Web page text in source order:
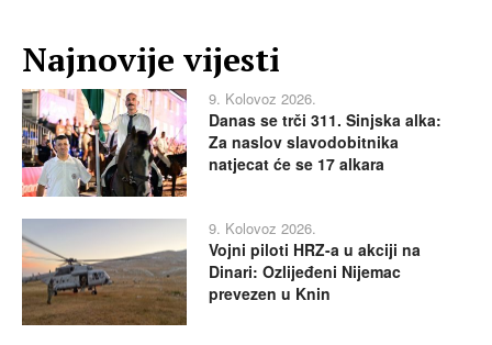
Najnovije vijesti
9. Kolovoz 2026.
Danas se trči 311. Sinjska alka:
Za naslov slavodobitnika
natjecat će se 17 alkara
9. Kolovoz 2026.
Vojni piloti HRZ-a u akciji na
Dinari: Ozlijeđeni Nijemac
prevezen u Knin